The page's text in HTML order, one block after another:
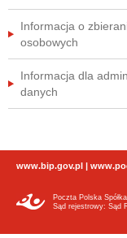
Informacja o
osobowych
Informacja dla
danych
www.bip.gov.pl |
Poczta Polska
Sąd rejestrowy: Sąd